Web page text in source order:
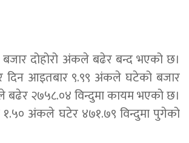
दोहोरो अंकले बढेर बन्द भएको छ।
दिन आइतबार ९.९९ अंकले घटेको बजार
२७५८.०४ विन्दुमा कायम भएको छ।
अंकले घटेर ४७१.७९ विन्दुमा पुगेको